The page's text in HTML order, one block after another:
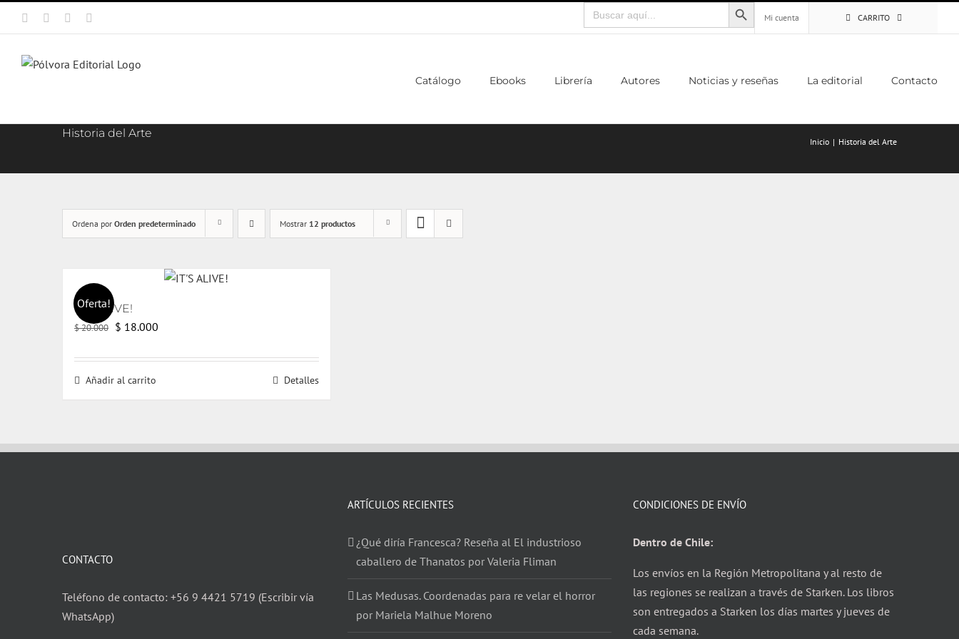
Facebook Instagram
Buscar:
Mi cuenta
CARRITO
Catálogo Ebooks Librería Autores Noticias y reseñas La editorial Contacto
Historia del Arte
Inicio Historia del Arte
Ordena por Orden predeterminado Mostrar 12 productos
Oferta!
IT’S ALIVE!
$20.000 El
original
era:
$ 18.000
actual
Añadir al carrito Detalles
CONTACTO
Teléfono de contacto: +56 9 4421 5719 (Escribir vía
WhatsApp)
ARTÍCULOS RECIENTES
¿Qué diría Francesca? Reseña al El industrioso
caballero de Thanatos por Valeria Fliman
Las Medusas. Coordenadas para re velar el horror
por Mariela Malhue Moreno
CONDICIONES DE ENVÍO
Dentro de Chile:
Los envíos en la Región Metropolitana y al resto de
las regiones se realizan a través de Starken. Los libros
son entregados a Starken los días martes y jueves de
cada semana.